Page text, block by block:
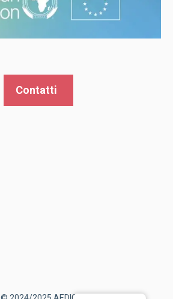
Contatti